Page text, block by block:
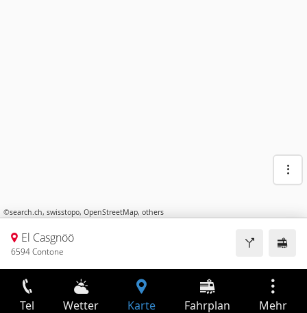
©search.ch, swisstopo, OpenStreetMap, others
El Casgnöö
6594 Contone
Tel Wetter Karte Fahrplan Mehr